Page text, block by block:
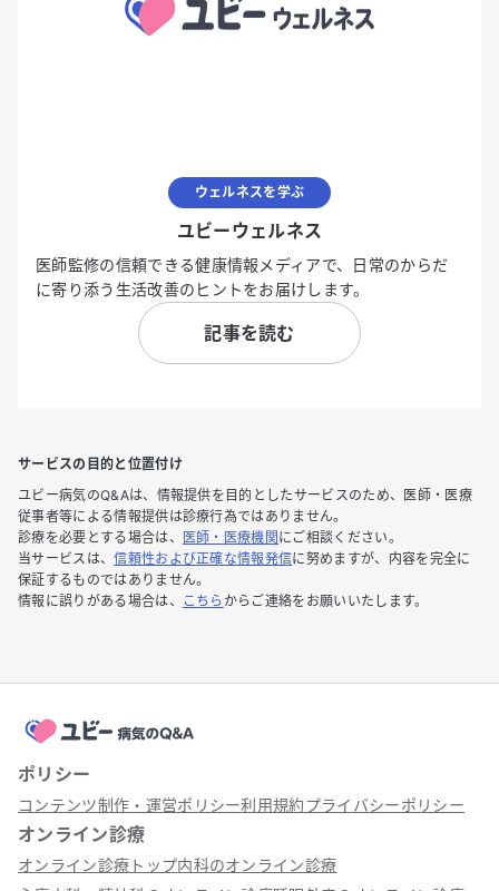
ウェルネスを学ぶ
ユビーウェルネス
医師監修の信頼できる健康情報メディアで、日常のからだ
に寄り添う生活改善のヒントをお届けします。
記事を読む
サービスの目的と位置付け
ユビー病気のQ&Aは、情報提供を目的としたサービスのため、医師・医療
従事者等による情報提供は診療行為ではありません。
診療を必要とする場合は、
医師・医療機関 にご相談ください。
当サービスは、信頼性および正確な情報発信に努めますが、内容を完全に
保証するものではありません。
情報に誤りがある場合は、
こちら からご連絡をお願いいたします。
ポリシー
コンテンツ制作・運営ポリシー利用規約プライバシーポリシー
オンライン診療
オンライン診療トップ内科のオンライン診療